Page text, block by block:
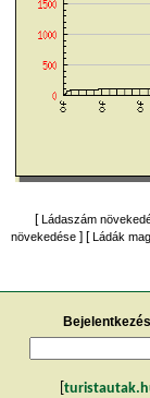
[ Ládaszám
növekedése ] [ Ládák
Bejelentkezés